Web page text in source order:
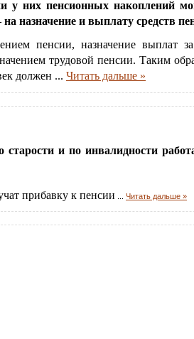
них пенсионных накоплений
назначение и выплату средств
пенсии, назначение выплат
трудовой пенсии. Таким
должен ... Читать дальше »
и по инвалидности
прибавку к пенсии Читать дальше »